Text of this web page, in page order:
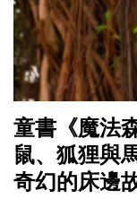
童書《魔法
鼠、狐狸與
奇幻的床邊